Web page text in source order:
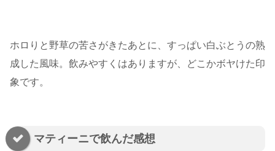
ホロりと野草の苦さがきたあとに、すっぱい白ぶとうの熟
成した風味。飲みやすくはありますが、どこかボヤけた印
象です。
マティーニで飲んだ感想